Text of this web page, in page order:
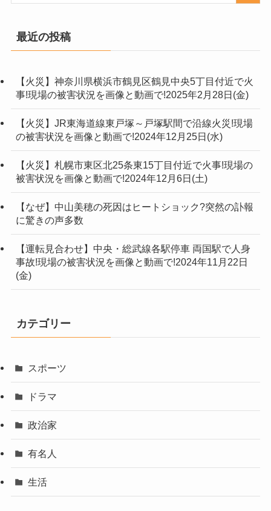
最近の投稿
【火災】神奈川県横浜市鶴見区鶴見中央5丁目付近で火
事!現場の被害状況を画像と動画で!2025年2月28日(金)
【火災】JR東海道線東戸塚～戸塚駅間で沿線火災!現場
の被害状況を画像と動画で!2024年12月25日(水)
【火災】札幌市東区北25条東15丁目付近で火事!現場の
被害状況を画像と動画で!2024年12月6日(土)
【なぜ】中山美穂の死因はヒートショック?突然の訃報
に驚きの声多数
【運転見合わせ】中央・総武線各駅停車 両国駅で人身
事故!現場の被害状況を画像と動画で!2024年11月22日
(金)
カテゴリー
スポーツ
ドラマ
政治家
有名人
生活